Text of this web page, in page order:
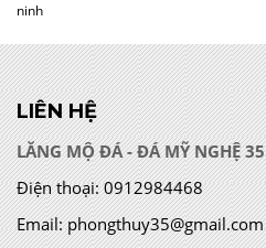
ninh
LIÊN HỆ
LĂNG MỘ ĐÁ - ĐÁ MỸ NGHỆ 35
Điện thoại: 0912984468
Email: phongthuy35@gmail.com